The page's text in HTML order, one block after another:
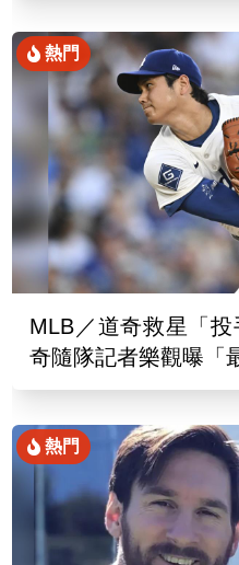
熱門
MLB／道奇救星「
奇隨隊記者樂觀曝「
熱門